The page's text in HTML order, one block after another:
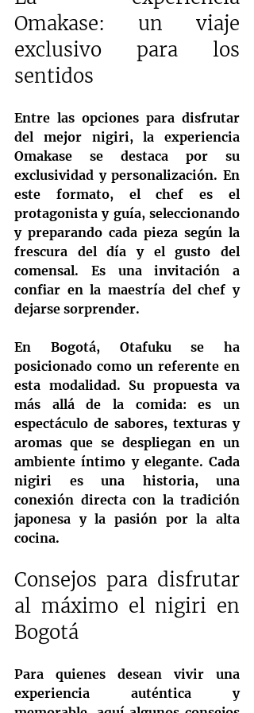
Omakase: un viaje
exclusivo para los
sentidos
Entre las opciones para disfrutar
del mejor nigiri, la experiencia
Omakase se destaca por su
exclusividad y personalización. En
este formato, el chef es el
protagonista y guía, seleccionando
y preparando cada pieza según la
frescura del día y el gusto del
comensal. Es una invitación a
confiar en la maestría del chef y
dejarse sorprender.
En Bogotá, Otafuku se ha
posicionado como un referente en
esta modalidad. Su propuesta va
más allá de la comida: es un
espectáculo de sabores, texturas y
aromas que se despliegan en un
ambiente íntimo y elegante. Cada
nigiri es una historia, una
conexión directa con la tradición
japonesa y la pasión por la alta
cocina.
Consejos para disfrutar
al máximo el nigiri en
Bogotá
Para quienes desean vivir una
experiencia auténtica y